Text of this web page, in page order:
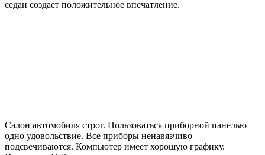
седан создает положительное впечатление.
Салон автомобиля строг. Пользоваться приборной панелью
одно удовольствие. Все приборы ненавязчиво
подсвечиваются. Компьютер имеет хорошую графику.